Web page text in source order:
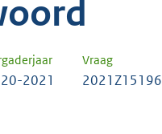
Vraag
2021 2021Z15196